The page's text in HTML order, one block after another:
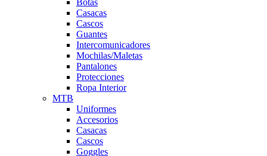
Botas
Casacas
Cascos
Guantes
Intercomunicadores
Mochilas/Maletas
Pantalones
Protecciones
Ropa Interior
MTB
Uniformes
Accesorios
Casacas
Cascos
Goggles